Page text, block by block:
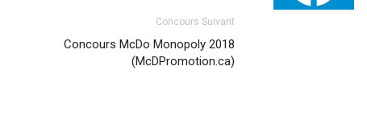
Concours Suivant
Concours McDo Monopoly 2018
(McDPromotion.ca)